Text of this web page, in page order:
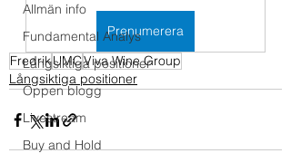
Allmän info
Fundamental Analys
Långsiktiga positioner
Öppen blogg
Livestream
Buy and Hold
Prenumerera
FredrikUMCViva Wine Group
Långsiktiga positioner